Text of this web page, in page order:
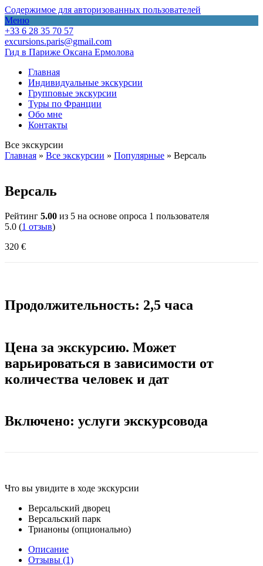
Содержимое для авторизованных пользователей
Меню
+33 6 28 35 70 57
excursions.paris@gmail.com
Гид в Париже Оксана Ермолова
Главная
Индивидуальные экскурсии
Групповые экскурсии
Туры по Франции
Обо мне
Контакты
Все экскурсии
Главная » Все экскурсии » Популярные » Версаль
Версаль
Рейтинг 5.00 из 5 на основе опроса 1 пользователя
5.0 (1 отзыв)
320 €
Продолжительность: 2,5 часа
Цена за экскурсию. Может
варьироваться в зависимости от
количества человек и дат
Включено: услуги экскурсовода
Что вы увидите в ходе экскурсии
Версальский дворец
Версальский парк
Трианоны (опционально)
Описание
Отзывы (1)